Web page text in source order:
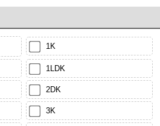
1K
1LDK
2DK
3K